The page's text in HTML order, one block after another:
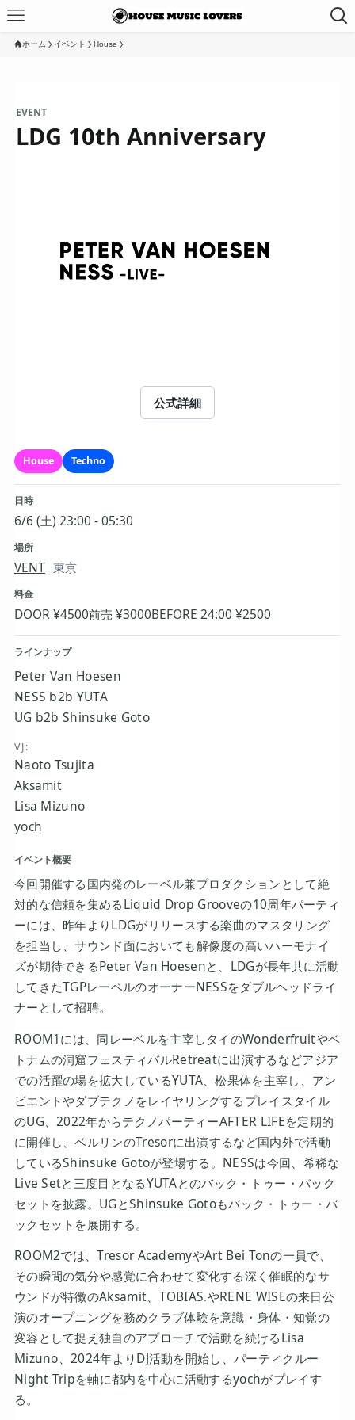
ホーム イベント House
EVENT
LDG 10th Anniversary
公式詳細
House Techno
日時
6/6 (土) 23:00 - 05:30
場所
VENT 東京
料金
DOOR ¥4500前売 ¥3000BEFORE 24:00 ¥2500
ラインナップ
Peter Van Hoesen
NESS b2b YUTA
UG b2b Shinsuke Goto
VJ:
Naoto Tsujita
Aksamit
Lisa Mizuno
yoch
イベント概要
今回開催する国内発のレーベル兼プロダクションとして絶
対的な信頼を集めるLiquid Drop Grooveの10周年パーティ
ーには、昨年よりLDGがリリースする楽曲のマスタリング
を担当し、サウンド面においても解像度の高いハーモナイ
ズが期待できるPeter Van Hoesenと、LDGが長年共に活動
してきたTGPレーベルのオーナーNESSをダブルヘッドライ
ナーとして招聘。
ROOM1には、同レーベルを主宰しタイのWonderfruitやベ
トナムの洞窟フェスティバルRetreatに出演するなどアジア
での活躍の場を拡大しているYUTA、松果体を主宰し、アン
ビエントやダブテクノをレイヤリングするプレイスタイル
のUG、2022年からテクノパーティーAFTER LIFEを定期的
に開催し、ベルリンのTresorに出演するなど国内外で活動
しているShinsuke Gotoが登場する。NESSは今回、希稀な
Live Setと三度目となるYUTAとのバック・トゥー・バック
セットを披露。UGとShinsuke Gotoもバック・トゥー・バ
ックセットを展開する。
ROOM2では、Tresor AcademyやArt Bei Tonの一員で、
その瞬間の気分や感覚に合わせて変化する深く催眠的なサ
ウンドが特徴のAksamit、TOBIAS.やRENE WISEの来日公
演のオープニングを務めクラブ体験を意識・身体・知覚の
変容として捉え独自のアプローチで活動を続けるLisa
Mizuno、2024年よりDJ活動を開始し、パーティクルー
Night Tripを軸に都内を中心に活動するyochがプレイす
る。